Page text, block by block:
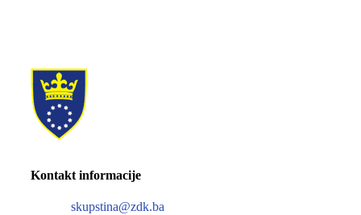
Kontakt informacije
skupstina@zdk.ba